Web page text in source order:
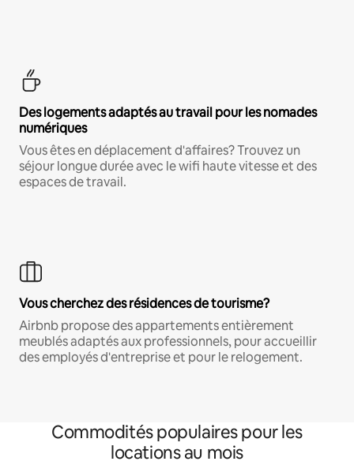
Des logements adaptés au travail pour les nomades
numériques
Vous êtes en déplacement d'affaires? Trouvez un
séjour longue durée avec le wifi haute vitesse et des
espaces de travail.
Vous cherchez des résidences de tourisme?
Airbnb propose des appartements entièrement
meublés adaptés aux professionnels, pour accueillir
des employés d'entreprise et pour le relogement.
Commodités populaires pour les
locations au mois